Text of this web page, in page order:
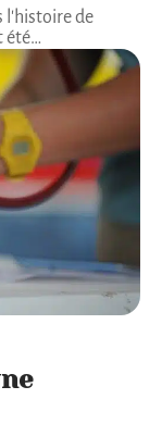
l'histoire de
été…